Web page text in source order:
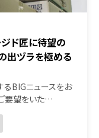
ジド匠に待望の
出ヅラを極める
るBIGニュースをお
要望をいた…